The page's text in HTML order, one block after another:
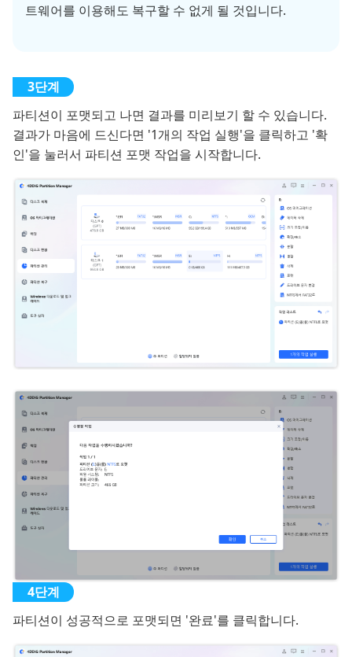
트웨어를 이용해도 복구할 수 없게 될 것입니다.
파티션이 포맷되고 나면 결과를 미리보기 할 수 있습니다.
결과가 마음에 드신다면 '1개의 작업 실행'을 클릭하고 '확
인'을 눌러서 파티션 포맷 작업을 시작합니다.
파티션이 성공적으로 포맷되면 '완료'를 클릭합니다.